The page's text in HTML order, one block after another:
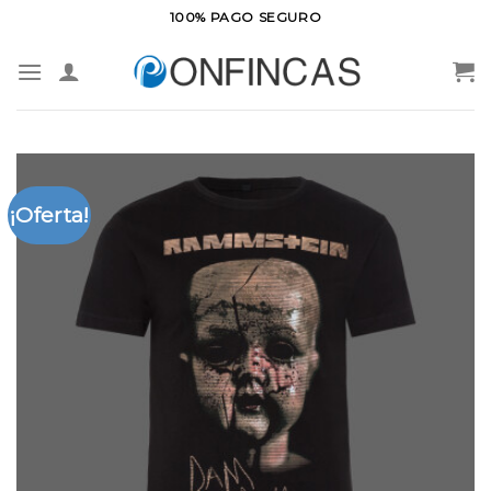
contenido
100% PAGO SEGURO
¡Oferta!